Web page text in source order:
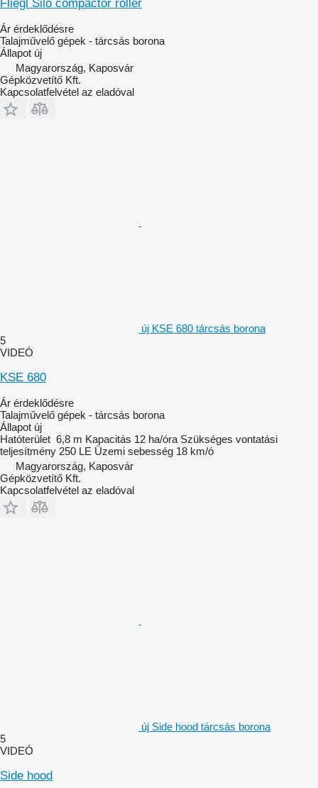
Fliegl Silo compactor roller
Ár érdeklődésre
Talajművelő gépek - tárcsás borona
Állapot új
Magyarország, Kaposvár
Gépközvetítő Kft.
Kapcsolatfelvétel az eladóval
új KSE 680 tárcsás borona
5
VIDEÓ
KSE 680
Ár érdeklődésre
Talajművelő gépek - tárcsás borona
Állapot új
Hatóterület 6,8 m Kapacitás 12 ha/óra Szükséges vontatási
teljesítmény 250 LE Üzemi sebesség 18 km/ó
Magyarország, Kaposvár
Gépközvetítő Kft.
Kapcsolatfelvétel az eladóval
új Side hood tárcsás borona
5
VIDEÓ
Side hood